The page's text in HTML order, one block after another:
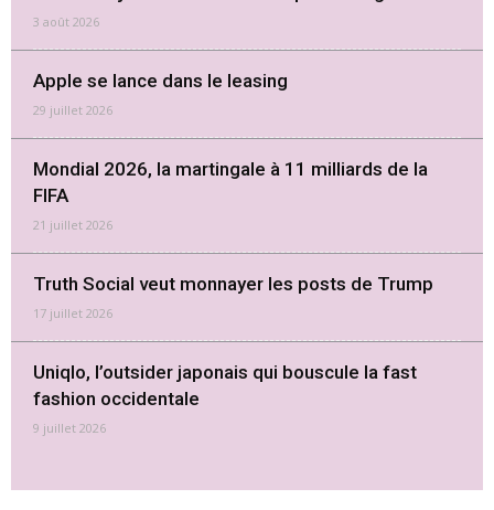
3 août 2026
Apple se lance dans le leasing
29 juillet 2026
Mondial 2026, la martingale à 11 milliards de la
FIFA
21 juillet 2026
Truth Social veut monnayer les posts de Trump
17 juillet 2026
Uniqlo, l’outsider japonais qui bouscule la fast
fashion occidentale
9 juillet 2026